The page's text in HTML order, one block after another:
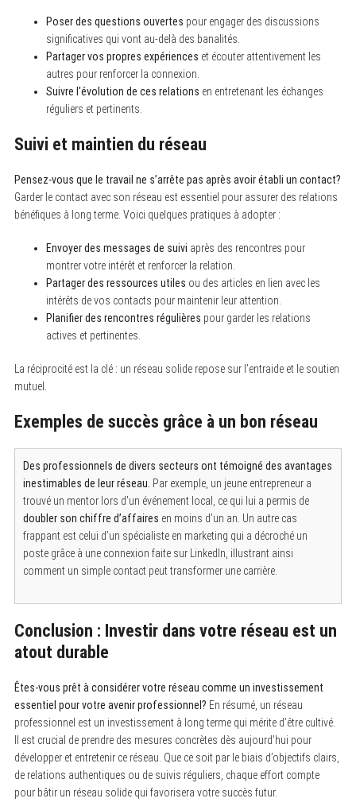
Poser des questions ouvertes pour engager des discussions
significatives qui vont au-delà des banalités.
Partager vos propres expériences et écouter attentivement les
autres pour renforcer la connexion.
Suivre l’évolution de ces relations en entretenant les échanges
réguliers et pertinents.
Suivi et maintien du réseau
Pensez-vous que le travail ne s’arrête pas après avoir établi un contact?
Garder le contact avec son réseau est essentiel pour assurer des relations
bénéfiques à long terme. Voici quelques pratiques à adopter :
Envoyer des messages de suivi après des rencontres pour
montrer votre intérêt et renforcer la relation.
Partager des ressources utiles ou des articles en lien avec les
intérêts de vos contacts pour maintenir leur attention.
Planifier des rencontres régulières pour garder les relations
actives et pertinentes.
La réciprocité est la clé : un réseau solide repose sur l’entraide et le soutien
mutuel.
Exemples de succès grâce à un bon réseau
Des professionnels de divers secteurs ont témoigné des avantages
inestimables de leur réseau. Par exemple, un jeune entrepreneur a
trouvé un mentor lors d’un événement local, ce qui lui a permis de
doubler son chiffre d’affaires en moins d’un an. Un autre cas
frappant est celui d’un spécialiste en marketing qui a décroché un
poste grâce à une connexion faite sur LinkedIn, illustrant ainsi
comment un simple contact peut transformer une carrière.
Conclusion : Investir dans votre réseau est un
atout durable
Êtes-vous prêt à considérer votre réseau comme un investissement
essentiel pour votre avenir professionnel? En résumé, un réseau
professionnel est un investissement à long terme qui mérite d’être cultivé.
Il est crucial de prendre des mesures concrètes dès aujourd’hui pour
développer et entretenir ce réseau. Que ce soit par le biais d’objectifs clairs,
de relations authentiques ou de suivis réguliers, chaque effort compte
pour bâtir un réseau solide qui favorisera votre succès futur.